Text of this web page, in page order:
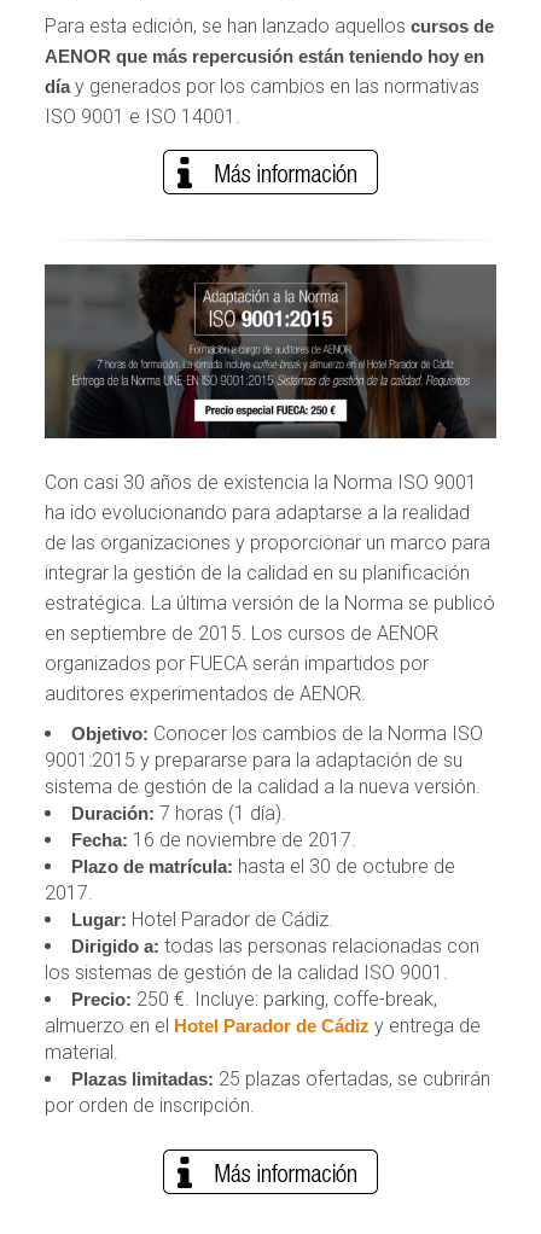
Para esta edición, se han lanzado aquelloscursos de
AENOR que más repercusión están teniendo hoy en
díay generados por los cambios en las normativas
ISO 9001 e ISO 14001.
Con casi 30 años de existencia la Norma ISO 9001
ha ido evolucionando para adaptarse a la realidad
de las organizaciones y proporcionar un marco para
integrar la gestión de la calidad en su planificación
estratégica. La última versión de la Norma se publicó
en septiembre de 2015. Los cursos de AENOR
organizados por FUECA serán impartidos por
auditores experimentados de AENOR.
Objetivo: Conocer los cambios de la Norma ISO
9001:2015 y prepararse para la adaptación de su
sistema de gestión de la calidad a la nueva versión.
Duración: 7 horas (1 día).
Fecha: 16 de noviembre de 2017.
Plazo de matrícula: hasta el 30 de octubre de
2017.
Lugar: Hotel Parador de Cádiz.
Dirigido a: todas las personas relacionadas con
los sistemas de gestión de la calidad ISO 9001.
Precio: 250 €. Incluye: parking, coffe-break,
almuerzo en el Hotel Parador de Cádiz y entrega de
material.
Plazas limitadas: 25 plazas ofertadas, se cubrirán
por orden de inscripción.